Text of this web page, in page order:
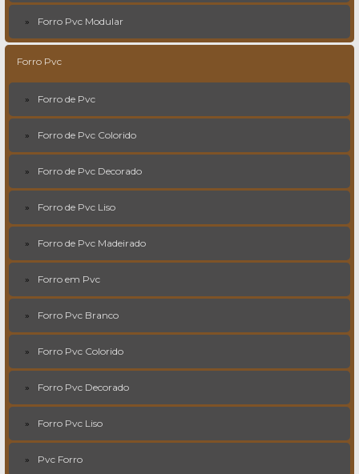
Forro Pvc Modular
Forro Pvc
Forro de Pvc
Forro de Pvc Colorido
Forro de Pvc Decorado
Forro de Pvc Liso
Forro de Pvc Madeirado
Forro em Pvc
Forro Pvc Branco
Forro Pvc Colorido
Forro Pvc Decorado
Forro Pvc Liso
Pvc Forro